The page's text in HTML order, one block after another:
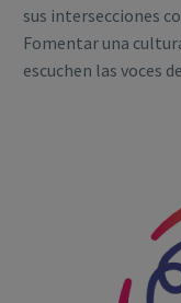
sus intersecciones
Fomentar una
escuchen las voces